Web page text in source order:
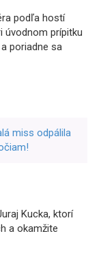
podľa hostí
úvodnom prípitku
poriadne sa
miss odpálila
Kucka, ktorí
a okamžite